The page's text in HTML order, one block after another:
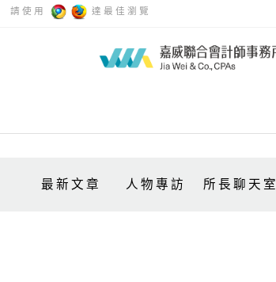
請使用 達最佳瀏覽
最新文章 人物專訪 所長聊天室